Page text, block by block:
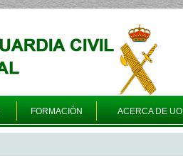
FORMACIÓN ACERCA DE UO